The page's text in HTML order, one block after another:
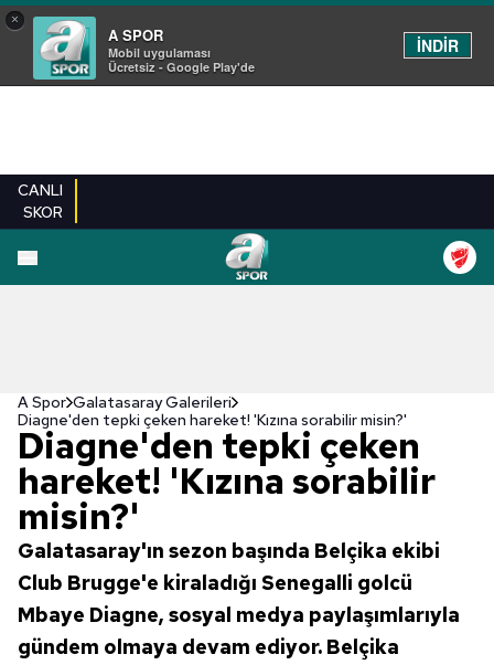
×
A SPOR
Mobil uygulaması
Ücretsiz - Google Play'de
İNDİR
CANLI
SKOR
EN YENILER
A Spor Galatasaray Galerileri
Diagne'den tepki çeken hareket! 'Kızına sorabilir misin?'
Diagne'den tepki çeken
hareket! 'Kızına sorabilir
misin?'
Galatasaray'ın sezon başında Belçika ekibi
Club Brugge'e kiraladığı Senegalli golcü
Mbaye Diagne, sosyal medya paylaşımlarıyla
gündem olmaya devam ediyor. Belçika